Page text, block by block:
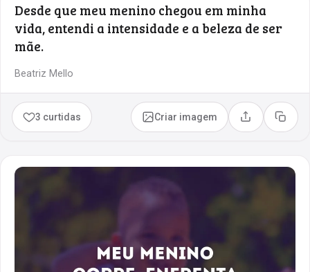
Desde que meu menino chegou em minha
vida, entendi a intensidade e a beleza de ser
mãe.
Beatriz Mello
3 curtidas Criar imagem Compartilhar
Copiar